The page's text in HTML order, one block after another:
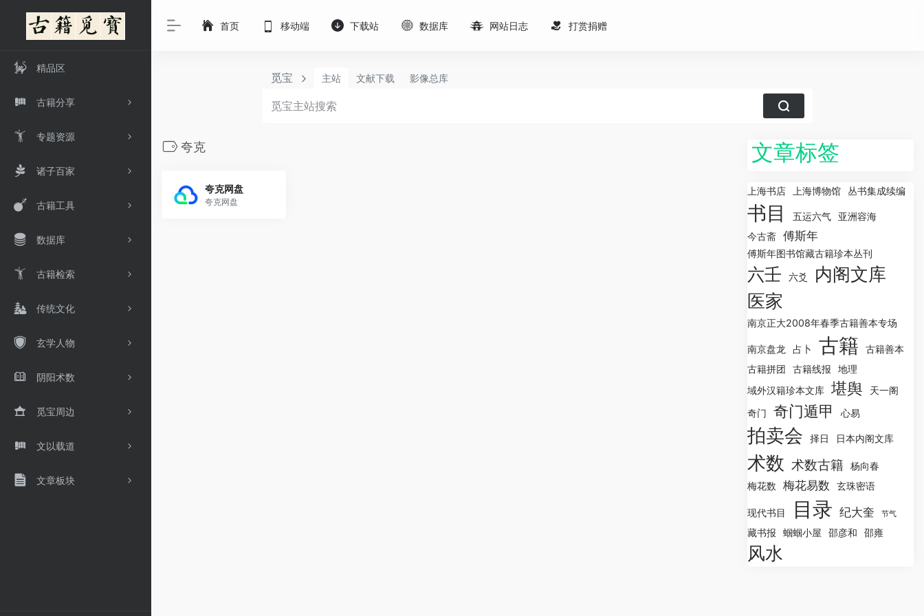
精品区
古籍分享
专题资源
诸子百家
古籍工具
数据库
古籍检索
传统文化
玄学人物
阴阳术数
觅宝周边
文以载道
文章板块
首页 移动端 下载站 数据库 网站日志 打赏捐赠
觅宝 主站 文献下载 影像总库
夸克
夸克网盘
夸克网盘
文章标签
上海书店 上海博物馆 丛书集成续编
书目 五运六气
亚洲容海
今古斋 傅斯年
傅斯年图书馆藏古籍珍本丛刊
六壬 六爻
内阁文库
医家
南京正大2008年春季古籍善本专场
南京盘龙 占卜 古籍
古籍善本
古籍拼团
古籍线报
地理
域外汉籍珍本文库 堪舆
天一阁
奇门
奇门遁甲 心易
拍卖会 择日 日本内阁文库
术数 术数古籍
杨向春
梅花数
梅花易数 玄珠密语
现代书目 目录 纪大奎 节气
藏书报 蝈蝈小屋 邵彦和 邵雍
风水